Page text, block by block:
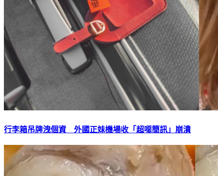
行李箱吊牌洩個資 外國正妹機場收「超噁簡訊」崩潰